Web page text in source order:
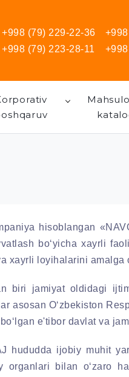
+998 (79) 229-22-36
+998 (79) 223-28-11
hisoblangan
bo‘yicha xayrli
xayrli loyihalarini amalga
biri jamiyat oldidagi
asosan O‘zbekiston
e'tibor davlat va
hududda ijobiy muhit
organlari bilan o‘zaro